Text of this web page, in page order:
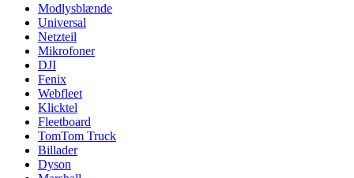
Modlysblænde
Universal
Netzteil
Mikrofoner
DJI
Fenix
Webfleet
Klicktel
Fleetboard
TomTom Truck
Billader
Dyson